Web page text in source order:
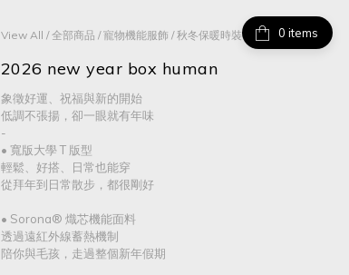
items
View All /全部商品 /寵物機能服飾 /秋冬保暖時裝
2026 new year box human
象徵好運、祝福與新的開始
低調不張揚，卻一眼就有年味
-
• 寬版大學 T 版型
輕鬆、好搭、日常也能穿
從拜年到日常散步，都很剛好
• Sorona® 熾芯機能面料
透過遠紅外線蓄熱機制
陪你與毛孩，走過整個新年假期